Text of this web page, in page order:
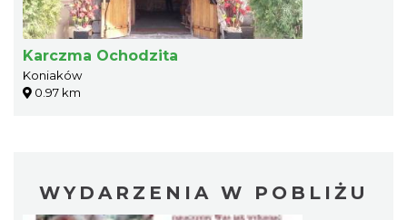
Karczma Ochodzita
Koniaków
0.97 km
WYDARZENIA W POBLIŻU